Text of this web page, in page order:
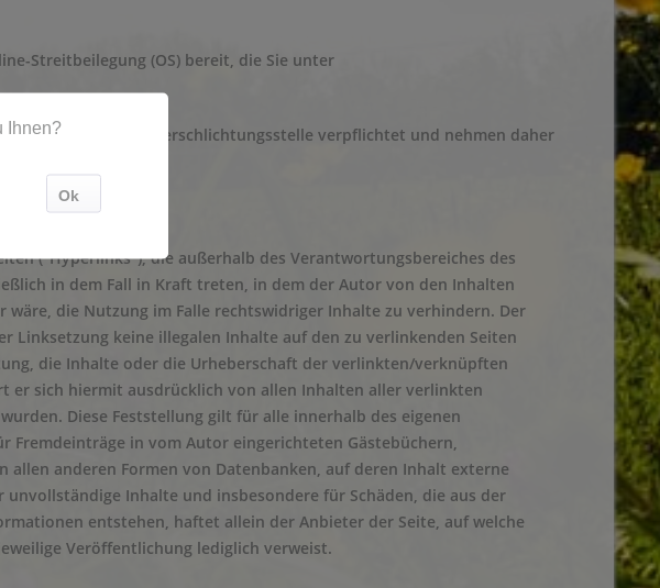
Streitbeilegung (OS) bereit, die Sie unter
vor einer Verbraucherschlichtungsstelle verpflichtet und nehmen daher
("Hyperlinks"), die außerhalb des Verantwortungsbereiches des
in dem Fall in Kraft treten, in dem der Autor von den Inhalten
die Nutzung im Falle rechtswidriger Inhalte zu verhindern. Der
keine illegalen Inhalte auf den zu verlinkenden Seiten
die Inhalte oder die Urheberschaft der verlinkten/verknüpften
er sich hiermit ausdrücklich von allen Inhalten aller verlinkten
Diese Feststellung gilt für alle innerhalb des eigenen
Fremdeinträge in vom Autor eingerichteten Gästebüchern,
anderen Formen von Datenbanken, auf deren Inhalt externe
Inhalte und insbesondere für Schäden, die aus der
entstehen, haftet allein der Anbieter der Seite, auf welche
Veröffentlichung lediglich verweist.